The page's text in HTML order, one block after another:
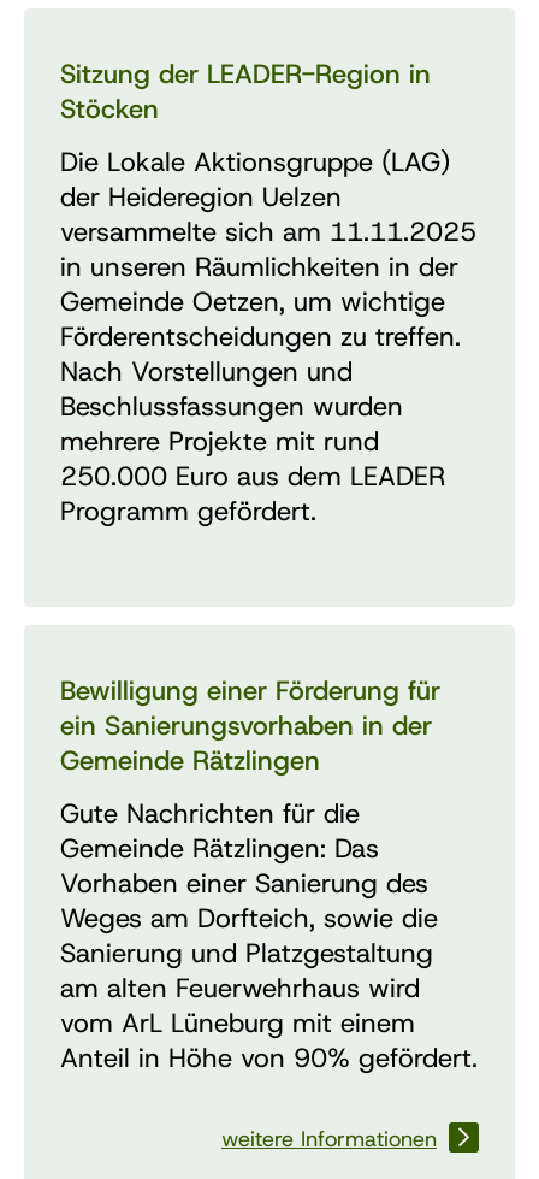
Sitzung der LEADER-Region in
Stöcken
Die Lokale Aktionsgruppe (LAG)
der Heideregion Uelzen
versammelte sich am 11.11.2025
in unseren Räumlichkeiten in der
Gemeinde Oetzen, um wichtige
Förderentscheidungen zu treffen.
Nach Vorstellungen und
Beschlussfassungen wurden
mehrere Projekte mit rund
250.000 Euro aus dem LEADER
Programm gefördert.
Bewilligung einer Förderung für
ein Sanierungsvorhaben in der
Gemeinde Rätzlingen
Gute Nachrichten für die
Gemeinde Rätzlingen: Das
Vorhaben einer Sanierung des
Weges am Dorfteich, sowie die
Sanierung und Platzgestaltung
am alten Feuerwehrhaus wird
vom ArL Lüneburg mit einem
Anteil in Höhe von 90% gefördert.
weitere Informationen